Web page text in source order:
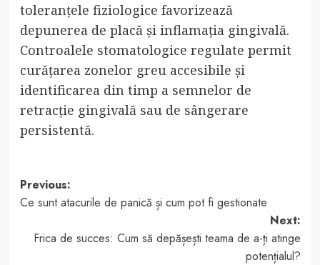
toleranțele fiziologice favorizează
depunerea de placă și inflamația gingivală.
Controalele stomatologice regulate permit
curățarea zonelor greu accesibile și
identificarea din timp a semnelor de
retracție gingivală sau de sângerare
persistentă.
Post
navigation
Previous:
Ce sunt atacurile de panică și cum pot fi gestionate
Next:
Frica de succes: Cum să depășești teama de a-ți atinge
potențialul?